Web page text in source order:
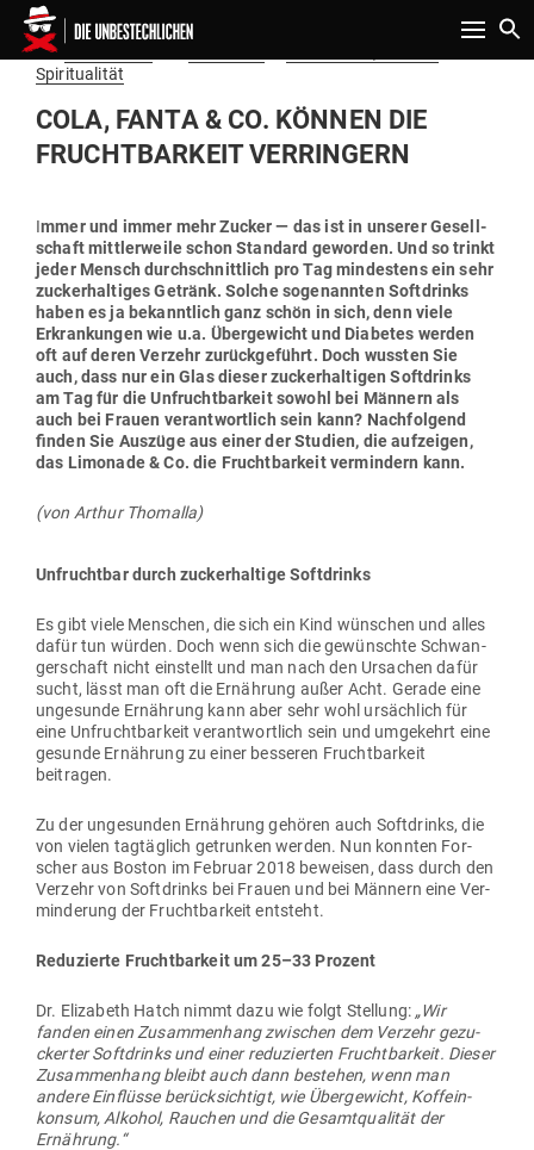
Toggle
Am
am
Spiritualität
COLA, FANTA & CO. KÖNNEN DIE
FRUCHT­BARKEIT VERRINGERN
Immer und immer mehr Zucker — das ist in unserer Gesell­
schaft mitt­ler­weile schon Standard geworden. Und so trinkt
jeder Mensch durch­schnittlich pro Tag min­destens ein sehr
zucker­hal­tiges Getränk. Solche soge­nannten Soft­drinks
haben es ja bekanntlich ganz schön in sich, denn viele
Erkran­kungen wie u.a. Über­ge­wicht und Dia­betes werden
oft auf deren Verzehr zurück­ge­führt. Doch wussten Sie
auch, dass nur ein Glas dieser zucker­hal­tigen Soft­drinks
am Tag für die Unfrucht­barkeit sowohl bei Männern als
auch bei Frauen ver­ant­wortlich sein kann? Nach­folgend
finden Sie Auszüge aus einer der Studien, die auf­zeigen,
das Limonade & Co. die Frucht­barkeit ver­mindern kann.
(von Arthur Thomalla)
Unfruchtbar durch zucker­haltige Softdrinks
Es gibt viele Men­schen, die sich ein Kind wün­schen und alles
dafür tun würden. Doch wenn sich die gewünschte Schwan­
ger­schaft nicht ein­stellt und man nach den Ursachen dafür
sucht, lässt man oft die Ernährung außer Acht. Gerade eine
unge­sunde Ernährung kann aber sehr wohl ursächlich für
eine Unfrucht­barkeit ver­ant­wortlich sein und umge­kehrt eine
gesunde Ernährung zu einer bes­seren Frucht­barkeit
beitragen.
Zu der unge­sunden Ernährung gehören auch Soft­drinks, die
von vielen tag­täglich getrunken werden. Nun konnten For­
scher aus Boston im Februar 2018 beweisen, dass durch den
Verzehr von Soft­drinks bei Frauen und bei Männern eine Ver­
min­derung der Frucht­barkeit entsteht.
Redu­zierte Frucht­barkeit um 25–33 Prozent
Dr. Elizabeth Hatch nimmt dazu wie folgt Stellung: „Wir
fanden einen Zusam­menhang zwi­schen dem Verzehr gezu­
ckerter Soft­drinks und einer redu­zierten Frucht­barkeit. Dieser
Zusam­menhang bleibt auch dann bestehen, wenn man
andere Ein­flüsse berück­sichtigt, wie Über­ge­wicht, Kof­fe­in­
konsum, Alkohol, Rauchen und die Gesamt­qua­lität der
Ernährung.“